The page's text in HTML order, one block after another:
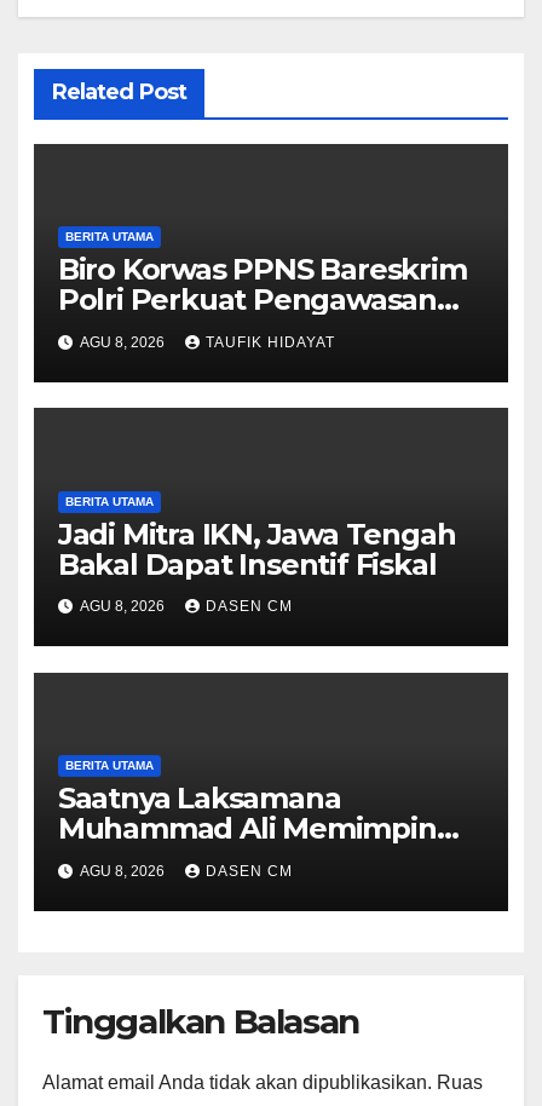
Related Post
BERITA UTAMA
Biro Korwas PPNS Bareskrim
Polri Perkuat Pengawasan
untuk Dorong Penegakan
Hukum yang Profesional
AGU 8, 2026 TAUFIK HIDAYAT
BERITA UTAMA
Jadi Mitra IKN, Jawa Tengah
Bakal Dapat Insentif Fiskal
AGU 8, 2026 DASEN CM
BERITA UTAMA
Saatnya Laksamana
Muhammad Ali Memimpin
TNI: Menjaga Keseimbangan
Politik dan Soliditas
Antarmatra
AGU 8, 2026 DASEN CM
Tinggalkan Balasan
Alamat email Anda tidak akan dipublikasikan. Ruas